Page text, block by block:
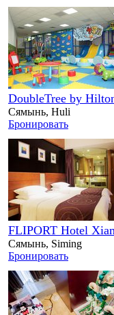
DoubleTree by
Сямынь, Huli
Бронировать
FLIPORT Hotel
Сямынь, Siming
Бронировать